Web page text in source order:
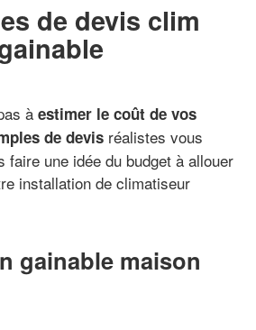
de devis clim
à estimer le coût de vos
de devis réalistes vous
faire une idée du budget à allouer
installation de climatiseur
gainable maison